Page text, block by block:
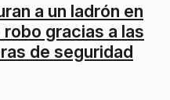
a un ladrón en
robo gracias a las
de seguridad